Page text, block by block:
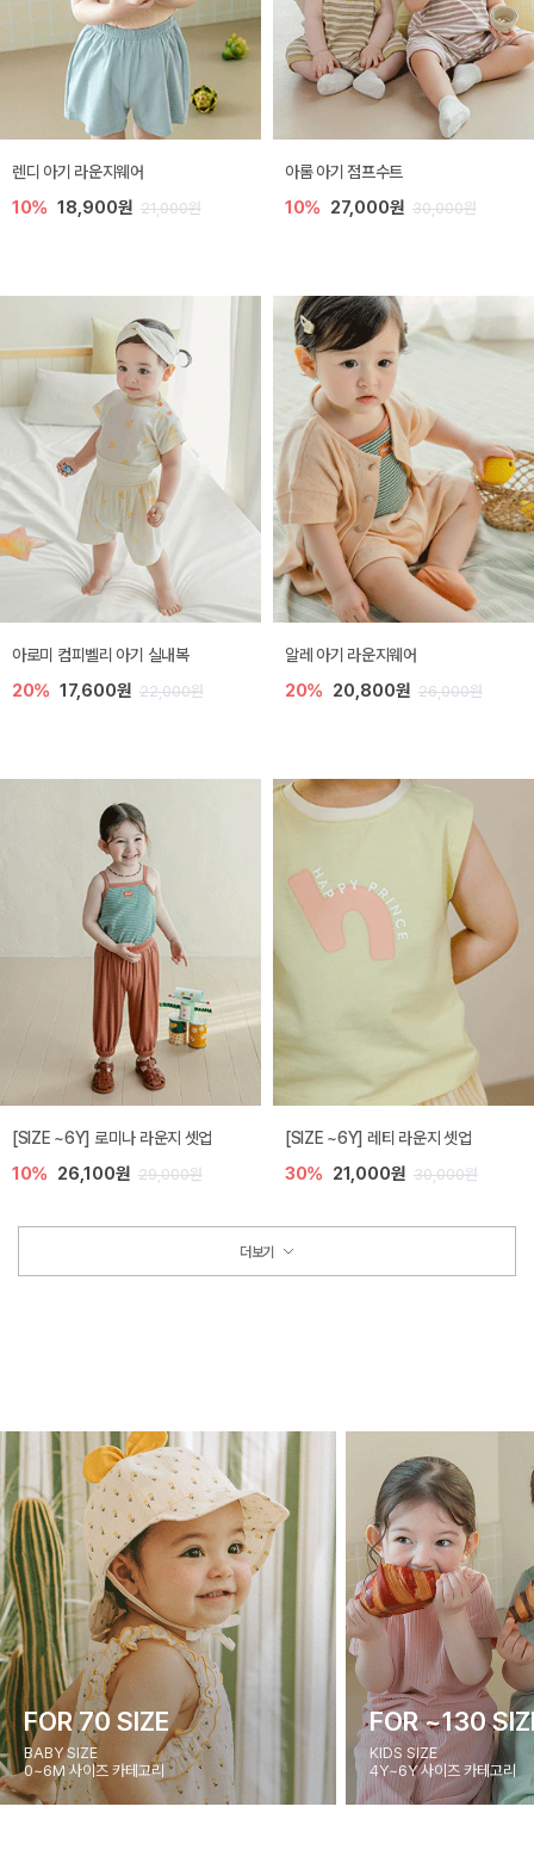
렌디 아기 라운지웨어
10% 18,900원 21,000원
아롬 아기 점프수트
10% 27,000원 30,000원
아로미 컴피벨리 아기 실내복
20% 17,600원 22,000원
알레 아기 라운지웨어
20% 20,800원 26,000원
[SIZE ~6Y] 로미나 라운지 셋업
10% 26,100원 29,000원
[SIZE ~6Y] 레티 라운지 셋업
30% 21,000원 30,000원
더보기
FOR 70 SIZE
BABY SIZE
0~6M 사이즈 카테고리
FOR ~130
KIDS SIZE
4Y~6Y 사이즈 카테고리